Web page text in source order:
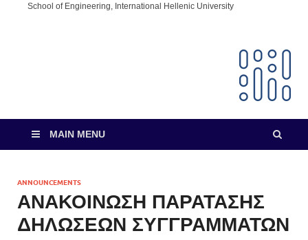
School of Engineering, International Hellenic University
MAIN MENU
ANNOUNCEMENTS
ΑΝΑΚΟΙΝΩΣΗ ΠΑΡΑΤΑΣΗΣ
ΔΗΛΩΣΕΩΝ ΣΥΓΓΡΑΜΜΑΤΩΝ